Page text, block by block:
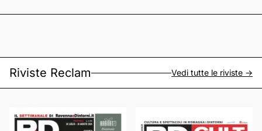
Riviste Reclam Vedi tutte le riviste ->